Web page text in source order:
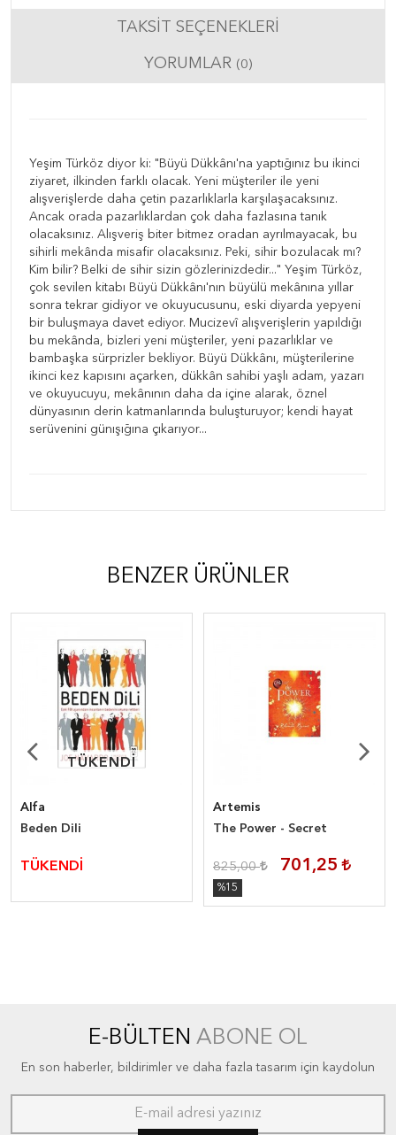
TAKSIT SEÇENEKLERI
YORUMLAR (0)
Yeşim Türköz diyor ki: "Büyü Dükkânı'na yaptığınız bu ikinci
ziyaret, ilkinden farklı olacak. Yeni müşteriler ile yeni
alışverişlerde daha çetin pazarlıklarla karşılaşacaksınız.
Ancak orada pazarlıklardan çok daha fazlasına tanık
olacaksınız. Alışveriş biter bitmez oradan ayrılmayacak, bu
sihirli mekânda misafir olacaksınız. Peki, sihir bozulacak mı?
Kim bilir? Belki de sihir sizin gözlerinizdedir..." Yeşim Türköz,
çok sevilen kitabı Büyü Dükkânı'nın büyülü mekânına yıllar
sonra tekrar gidiyor ve okuyucusunu, eski diyarda yepyeni
bir buluşmaya davet ediyor. Mucizevî alışverişlerin yapıldığı
bu mekânda, bizleri yeni müşteriler, yeni pazarlıklar ve
bambaşka sürprizler bekliyor. Büyü Dükkânı, müşterilerine
ikinci kez kapısını açarken, dükkân sahibi yaşlı adam, yazarı
ve okuyucuyu, mekânının daha da içine alarak, öznel
dünyasının derin katmanlarında buluşturuyor; kendi hayat
serüvenini günışığına çıkarıyor...
BENZER ÜRÜNLER
TÜKENDİ
TÜKENDİ
Alfa
Beden Dili
TÜKENDİ
Artemis
The Power - Secret
825,00 701,25
%15
E-BÜLTEN ABONE OL
En son haberler, bildirimler ve daha fazla tasarım için kaydolun